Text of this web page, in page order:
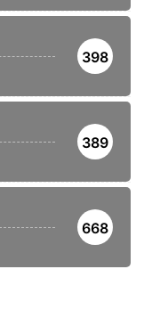
398
389
668